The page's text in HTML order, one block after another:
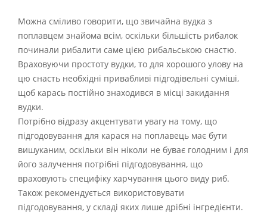
Можна сміливо говорити, що звичайна вудка з
поплавцем знайома всім, оскільки більшість рибалок
починали рибалити саме цією рибальською снастю.
Враховуючи простоту вудки, то для хорошого улову на
цю снасть необхідні привабливі підгодівельні суміші,
щоб карась постійно знаходився в місці закидання
вудки.
Потрібно відразу акцентувати увагу на тому, що
підгодовування для карася на поплавець має бути
вишуканим, оскільки він ніколи не буває голодним і для
його залучення потрібні підгодовування, що
враховують специфіку харчування цього виду риб.
Також рекомендується використовувати
підгодовування, у складі яких лише дрібні інгредієнти.